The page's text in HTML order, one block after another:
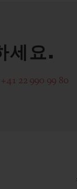
세요.
+41 22 990 99 80